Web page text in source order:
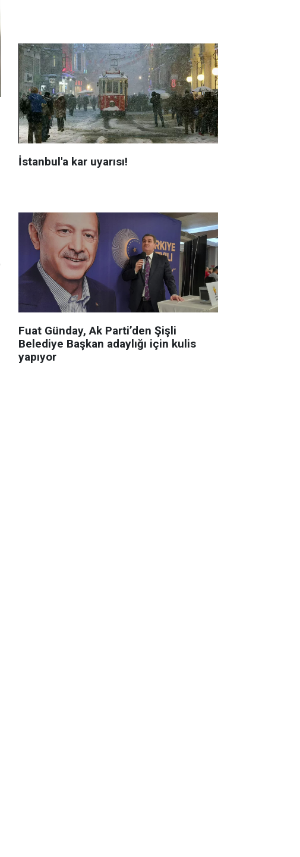
İstanbul'a kar uyarısı!
Fuat Günday, Ak Parti’den Şişli
Belediye Başkan adaylığı için kulis
yapıyor